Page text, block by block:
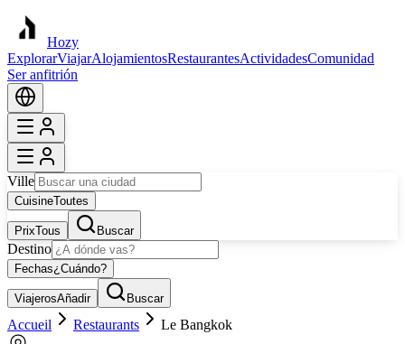
Hozy
ExplorarViajarAlojamientosRestaurantesActividadesComunidad
Ser anfitrión
Ville
CuisineToutes
PrixTous Buscar
Destino
Fechas¿Cuándo?
ViajerosAñadir Buscar
Accueil Restaurants Le Bangkok